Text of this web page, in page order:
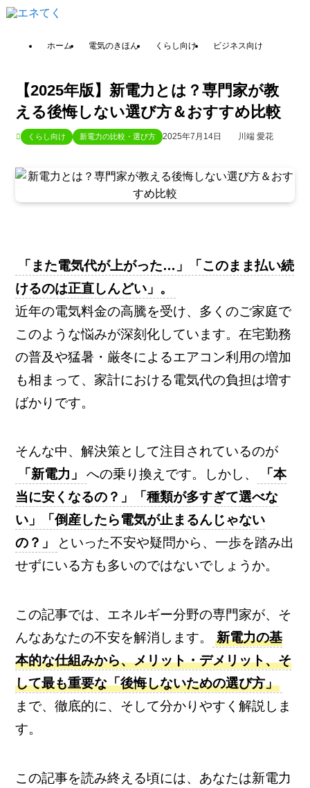
ホーム 電気のきほん くらし向け ビジネス向け
【2025年版】新電力とは？専門家が教
える後悔しない選び方＆おすすめ比較
くらし向け 新電力の比較・選び方 2025年7月14日 川端 愛花
「また電気代が上がった…」「このまま払い続
けるのは正直しんどい」。
近年の電気料金の高騰を受け、多くのご家庭で
このような悩みが深刻化しています。在宅勤務
の普及や猛暑・厳冬によるエアコン利用の増加
も相まって、家計における電気代の負担は増す
ばかりです。
そんな中、解決策として注目されているのが
「新電力」
への乗り換えです。しかし、
「本
当に安くなるの？」「種類が多すぎて選べな
い」「倒産したら電気が止まるんじゃない
の？」
といった不安や疑問から、一歩を踏み出
せずにいる方も多いのではないでしょうか。
この記事では、エネルギー分野の専門家が、そ
んなあなたの不安を解消します。
新電力の基
本的な仕組みから、メリット・デメリット、そ
して最も重要な「後悔しないための選び方」
まで、徹底的に、そして分かりやすく解説しま
す。
この記事を読み終える頃には、あなたは新電力